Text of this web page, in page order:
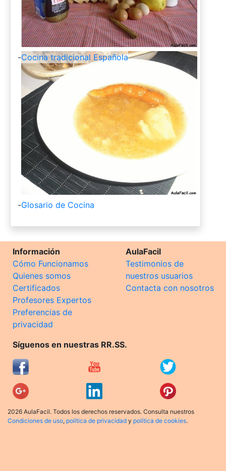
-Cocina tradicional Española
-Glosario de Cocina
Información
Cómo Funcionamos
Quienes somos
Certificados
Profesores Expertos
Preferencias de
privacidad
AulaFacil
Testimonios de
nuestros usuarios
Contacta con nosotros
Síguenos en nuestras RR.SS.
2026 AulaFacil. Todos los derechos reservados. Consulta nuestros
Condiciones de uso, política de privacidad y política de cookies.